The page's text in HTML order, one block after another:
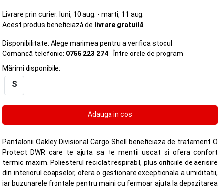
Livrare prin curier: luni, 10 aug. - marti, 11 aug.
Acest produs beneficiază de livrare gratuită
Disponibilitate: Alege marimea pentru a verifica stocul
Comandă telefonic: 0755 223 274 - Între orele de program
Mărimi disponibile:
S
Pantalonii Oakley Divisional Cargo Shell beneficiaza de tratament O
Protect DWR care te ajuta sa te mentii uscat si ofera confort
termic maxim. Poliesterul reciclat respirabil, plus orificiile de aerisire
din interiorul coapselor, ofera o gestionare exceptionala a umiditatii,
iar buzunarele frontale pentru maini cu fermoar ajuta la depozitarea